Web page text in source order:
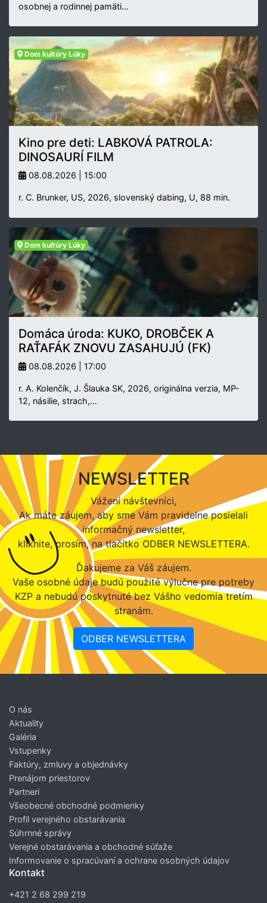
osobnej a rodinnej pamäti…
Dom kultúry Lúky
Kino pre deti: LABKOVÁ PATROLA:
DINOSAURÍ FILM
08.08.2026 | 15:00
r. C. Brunker, US, 2026, slovenský dabing, U, 88 min.
Dom kultúry Lúky
Domáca úroda: KUKO, DROBČEK A
RAŤAFÁK ZNOVU ZASAHUJÚ (FK)
08.08.2026 | 17:00
r. A. Kolenčík, J. Šlauka SK, 2026, originálna verzia, MP-
12, násilie, strach,…
NEWSLETTER
Vážení návštevníci,
Ak máte záujem, aby sme Vám pravidelne posielali
informačný newsletter,
kliknite, prosím, na tlačítko ODBER NEWSLETTERA.
Ďakujeme za Váš záujem.
Vaše osobné údaje budú použité výlučne pre potreby
KZP a nebudú poskytnuté bez Vášho vedomia tretím
stranám.
ODBER NEWSLETTERA
O nás
Aktuality
Galéria
Vstupenky
Faktúry, zmluvy a objednávky
Prenájom priestorov
Partneri
Všeobecné obchodné podmienky
Profil verejného obstarávania
Súhrnné správy
Verejné obstarávania a obchodné súťaže
Informovanie o spracúvaní a ochrane osobných údajov
Kontakt
+421 2 68 299 219